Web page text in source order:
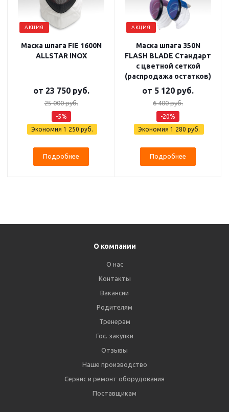
АКЦИЯ
Маска шпага FIE 1600N
ALLSTAR INOX
от 23 750 руб.
25 000 руб.
-5%
Экономия 1 250 руб.
Подробнее
АКЦИЯ
Маска шпага 350N
FLASH BLADE Стандарт
с цветной сеткой
(распродажа остатков)
от 5 120 руб.
6 400 руб.
-20%
Экономия 1 280 руб.
Подробнее
О компании
О нас
Контакты
Вакансии
Родителям
Тренерам
Гос. закупки
Отзывы
Наше производство
Сервис и ремонт оборудования
Поставщикам